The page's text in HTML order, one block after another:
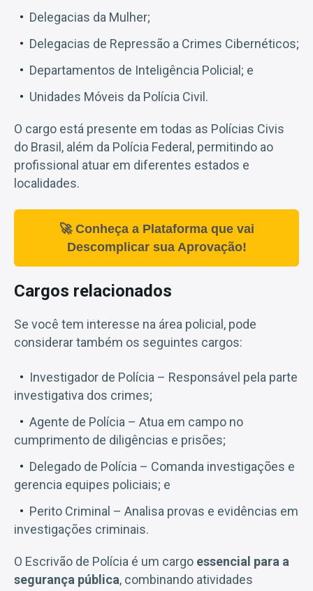
Delegacias da Mulher;
Delegacias de Repressão a Crimes Cibernéticos;
Departamentos de Inteligência Policial; e
Unidades Móveis da Polícia Civil.
O cargo está presente em todas as Polícias Civis
do Brasil, além da Polícia Federal, permitindo ao
profissional atuar em diferentes estados e
localidades.
🚀 Conheça a Plataforma que vai
Descomplicar sua Aprovação!
Cargos relacionados
Se você tem interesse na área policial, pode
considerar também os seguintes cargos:
Investigador de Polícia – Responsável pela parte
investigativa dos crimes;
Agente de Polícia – Atua em campo no
cumprimento de diligências e prisões;
Delegado de Polícia – Comanda investigações e
gerencia equipes policiais; e
Perito Criminal – Analisa provas e evidências em
investigações criminais.
O Escrivão de Polícia é um cargo essencial para a
segurança pública, combinando atividades